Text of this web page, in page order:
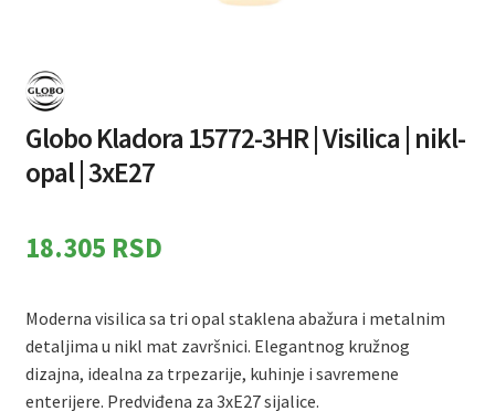
Globo Kladora 15772-3HR | Visilica | nikl-
opal | 3xE27
18.305 RSD
Moderna visilica sa tri opal staklena abažura i metalnim
detaljima u nikl mat završnici. Elegantnog kružnog
dizajna, idealna za trpezarije, kuhinje i savremene
enterijere. Predviđena za 3xE27 sijalice.